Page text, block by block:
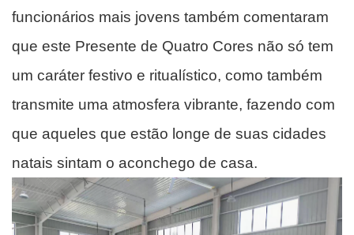
funcionários mais jovens também comentaram
que este Presente de Quatro Cores não só tem
um caráter festivo e ritualístico, como também
transmite uma atmosfera vibrante, fazendo com
que aqueles que estão longe de suas cidades
natais sintam o aconchego de casa.